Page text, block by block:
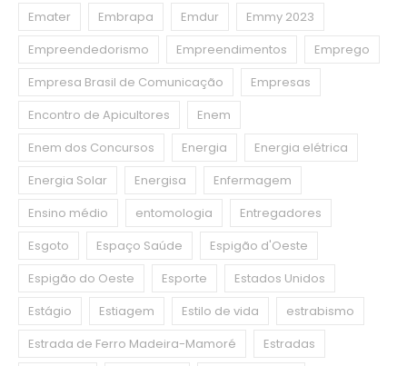
Emater
Embrapa Emdur
Emmy 2023
Empreendedorismo
Empreendimentos
Emprego
Empresa Brasil de Comunicação
Empresas
Encontro de Apicultores
Enem
Enem dos Concursos
Energia
Energia elétrica
Energia Solar
Energisa
Enfermagem
Ensino médio
entomologia
Entregadores
Esgoto
Espaço Saúde
Espigão d'Oeste
Espigão do Oeste
Esporte
Estados Unidos
Estágio
Estiagem Estilo de vida
estrabismo
Estrada de Ferro Madeira-Mamoré
Estradas